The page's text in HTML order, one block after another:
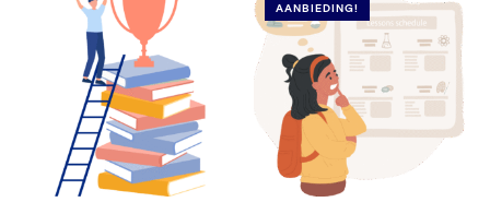
AANBIEDING!